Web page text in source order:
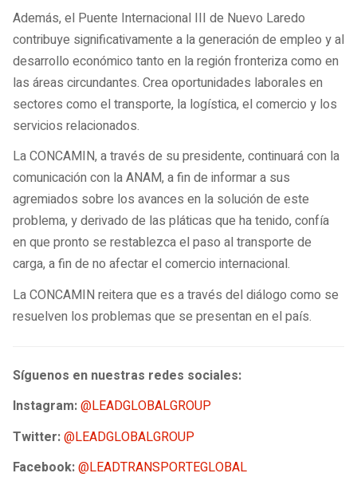
Además, el Puente Internacional III de Nuevo Laredo
contribuye significativamente a la generación de empleo y al
desarrollo económico tanto en la región fronteriza como en
las áreas circundantes. Crea oportunidades laborales en
sectores como el transporte, la logística, el comercio y los
servicios relacionados.
La CONCAMIN, a través de su presidente, continuará con la
comunicación con la ANAM, a fin de informar a sus
agremiados sobre los avances en la solución de este
problema, y derivado de las pláticas que ha tenido, confía
en que pronto se restablezca el paso al transporte de
carga, a fin de no afectar el comercio internacional.
La CONCAMIN reitera que es a través del diálogo como se
resuelven los problemas que se presentan en el país.
Síguenos en nuestras redes sociales:
Instagram:@LEADGLOBALGROUP
Twitter:@LEADGLOBALGROUP
Facebook:@LEADTRANSPORTEGLOBAL